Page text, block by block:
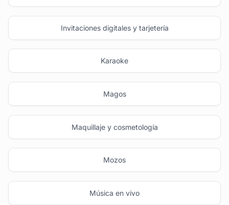
Invitaciones digitales y tarjetería
Karaoke
Magos
Maquillaje y cosmetología
Mozos
Música en vivo